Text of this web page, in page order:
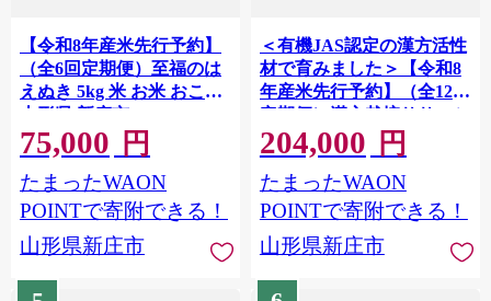
【令和8年産米先行予約】
（全6回定期便）至福のは
えぬき 5kg 米 お米 おこめ
山形県 新庄市 F3S-2862
75,000 円
たまったWAON
POINTで寄附できる！
山形県新庄市
＜有機JAS認定の漢方活性
材で育みました＞【令和8
年産米先行予約】（全12回
定期便）漢方栽培ササニシ
キ 5kg 米 お米 おこめ 山形
県 新庄市 F3S-2859
204,000 円
たまったWAON
POINTで寄附できる！
山形県新庄市